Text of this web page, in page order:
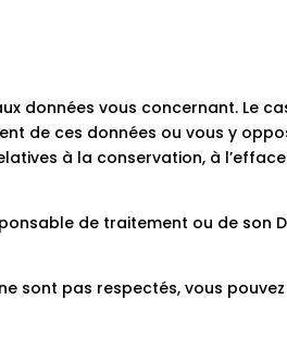
données vous concernant. Le
de ces données ou vous y
à la conservation, à
de traitement ou de son
sont pas respectés, vous